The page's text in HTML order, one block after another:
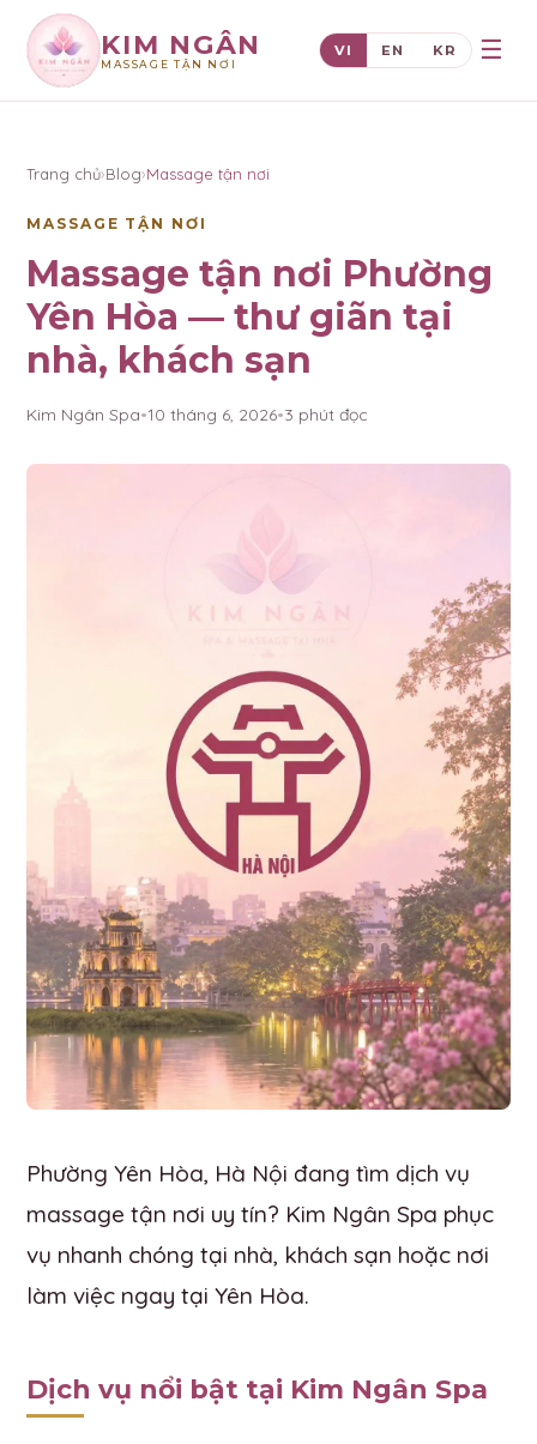
KIM NGÂN
MASSAGE TẬN NƠI
VI EN KR ☰
Trang chủ›Blog›Massage tận nơi
MASSAGE TẬN NƠI
Massage tận nơi Phường
Yên Hòa — thư giãn tại
nhà, khách sạn
Kim Ngân Spa•10 tháng 6, 2026•3 phút đọc
Phường Yên Hòa, Hà Nội đang tìm dịch vụ
massage tận nơi uy tín? Kim Ngân Spa phục
vụ nhanh chóng tại nhà, khách sạn hoặc nơi
làm việc ngay tại Yên Hòa.
Dịch vụ nổi bật tại Kim Ngân Spa